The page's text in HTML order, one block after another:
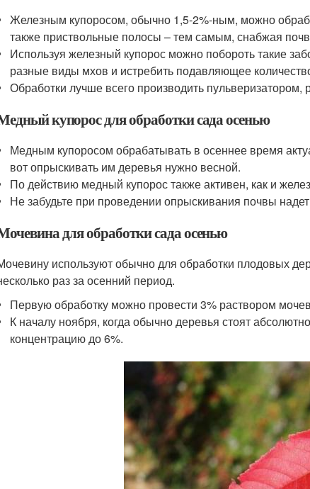
Железным купоросом, обычно 1,5-2%-ным, можно
также приствольные полосы – тем самым, снабжая
Используя железный купорос можно побороть такие
разные виды мхов и истребить подавляющее
Обработки лучше всего производить пульверизатором,
купорос для обработки сада осенью
Медным купоросом обрабатывать в осеннее время
вот опрыскивать им деревья нужно весной.
По действию медный купорос также активен, как и
Не забудьте при проведении опрыскивания почвы
для обработки сада осенью
используют обычно для обработки плодовых
раз за осенний период.
Первую обработку можно провести 3% раствором
К началу ноября, когда обычно деревья стоят
концентрацию до 6%.